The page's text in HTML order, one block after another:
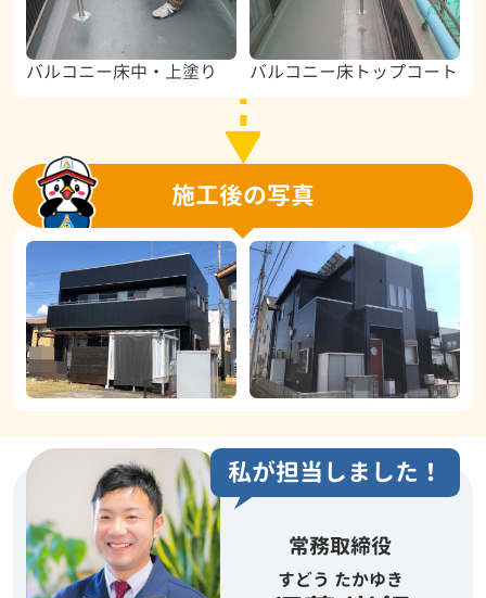
バルコニー床中・上塗り バルコニー床トップコート
施工後の写真
私が担当しました！
常務取締役
すどう たかゆき